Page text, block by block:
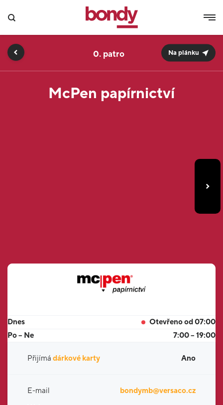
McPen papírnictví
0. Na plánku
Dnes
Otevřeno od 07:00
Po – Ne
7:00 – 19:00
Přijímá dárkové karty Ano
E-mail
bondymb@versaco.cz